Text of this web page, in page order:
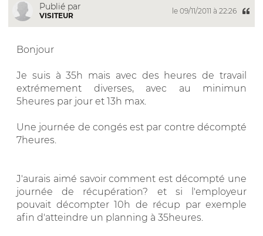
Publié par
VISITEUR
le 09/11/2011 à 22:26
Bonjour
Je suis à 35h mais avec des heures de travail
extrémement diverses, avec au minimun
5heures par jour et 13h max.
Une journée de congés est par contre décompté
7heures.
J'aurais aimé savoir comment est décompté une
journée de récupération? et si l'employeur
pouvait décompter 10h de récup par exemple
afin d'atteindre un planning à 35heures.